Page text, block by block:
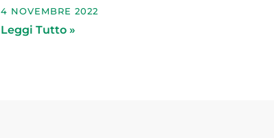
4 NOVEMBRE 2022
Leggi Tutto »